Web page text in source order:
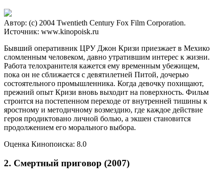
Автор: (c) 2004 Twentieth Century Fox Film Corporation.
Источник: www.kinopoisk.ru
Бывший оперативник ЦРУ Джон Кризи приезжает в Мехико
сломленным человеком, давно утратившим интерес к жизни.
Работа телохранителя кажется ему временным убежищем,
пока он не сближается с девятилетней Питой, дочерью
состоятельного промышленника. Когда девочку похищают,
прежний опыт Кризи вновь выходит на поверхность. Фильм
строится на постепенном переходе от внутренней тишины к
яростному и методичному возмездию, где каждое действие
героя продиктовано личной болью, а экшен становится
продолжением его морального выбора.
Оценка Кинопоиска: 8.0
2. Смертный приговор (2007)